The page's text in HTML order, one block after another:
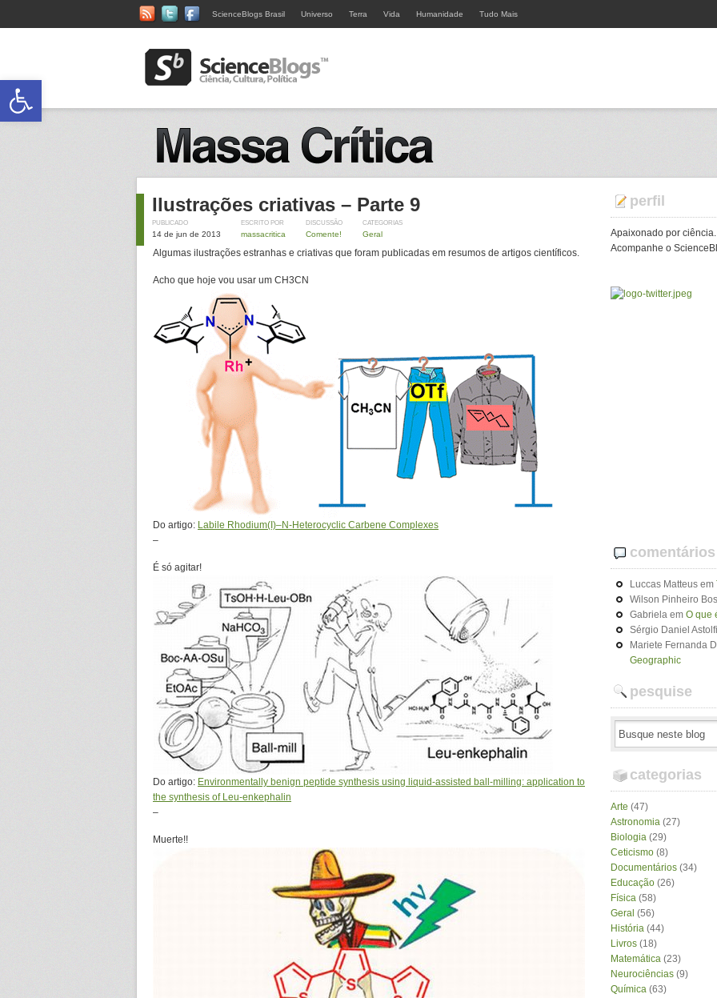
ScienceBlogs Brasil Universo Terra Vida Humanidade Tudo Mais
Ilustrações criativas – Parte 9
PUBLICADO
14 de jun de 2013
ESCRITO POR
massacritica
DISCUSSÃO
Comente!
CATEGORIAS
Geral
Algumas ilustrações estranhas e criativas que foram publicadas em resumos de artigos científicos.
Acho que hoje vou usar um CH3CN
Do artigo: Labile Rhodium(I)–N-Heterocyclic Carbene Complexes
–
É só agitar!
Do artigo: Environmentally benign peptide synthesis using liquid-assisted ball-milling: application to
the synthesis of Leu-enkephalin
–
Muerte!!
perfil
Apaixonado por ciência.
Acompanhe o
comentários
Luccas Matteus em
Wilson Pinheiro
Gabriela em O que
Sérgio Daniel Astolfi
Mariete Fernanda
Geographic
pesquise
categorias
Arte (47)
Astronomia (27)
Biologia (29)
Ceticismo (8)
Documentários (34)
Educação (26)
Física (58)
Geral (56)
História (44)
Livros (18)
Matemática (23)
Neurociências (9)
Química (63)
Abrir a barra de ferramentas